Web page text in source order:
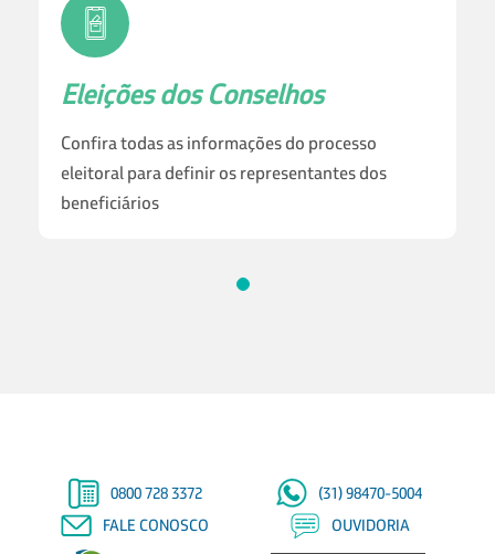
Eleições dos Conselhos
Confira todas as informações do processo
eleitoral para definir os representantes dos
beneficiários
0800 728 3372
(31) 98470-5004
FALE CONOSCO
OUVIDORIA